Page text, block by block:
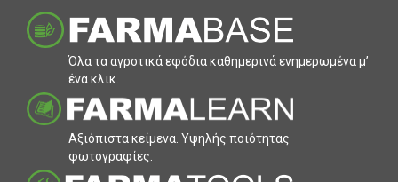
Όλα τα αγροτικά εφόδια καθηµερινά ενηµερωµένα µ’
ένα κλικ.
Αξιόπιστα κείµενα. Υψηλής ποιότητας
φωτογραφίες.